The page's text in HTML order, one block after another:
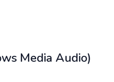
Media Audio)